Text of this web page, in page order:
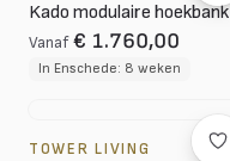
Kado modulaire hoekbank
Vanaf € 1.760,00
In Enschede: 8 weken
TOWER LIVING